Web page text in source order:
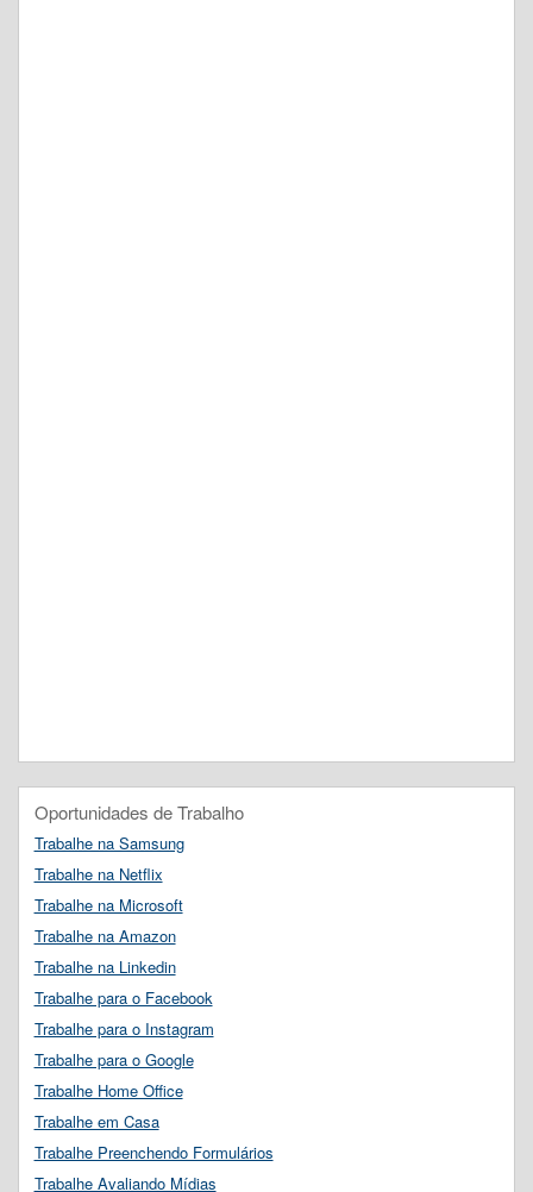
Oportunidades de Trabalho
Trabalhe na Samsung
Trabalhe na Netflix
Trabalhe na Microsoft
Trabalhe na Amazon
Trabalhe na Linkedin
Trabalhe para o Facebook
Trabalhe para o Instagram
Trabalhe para o Google
Trabalhe Home Office
Trabalhe em Casa
Trabalhe Preenchendo Formulários
Trabalhe Avaliando Mídias